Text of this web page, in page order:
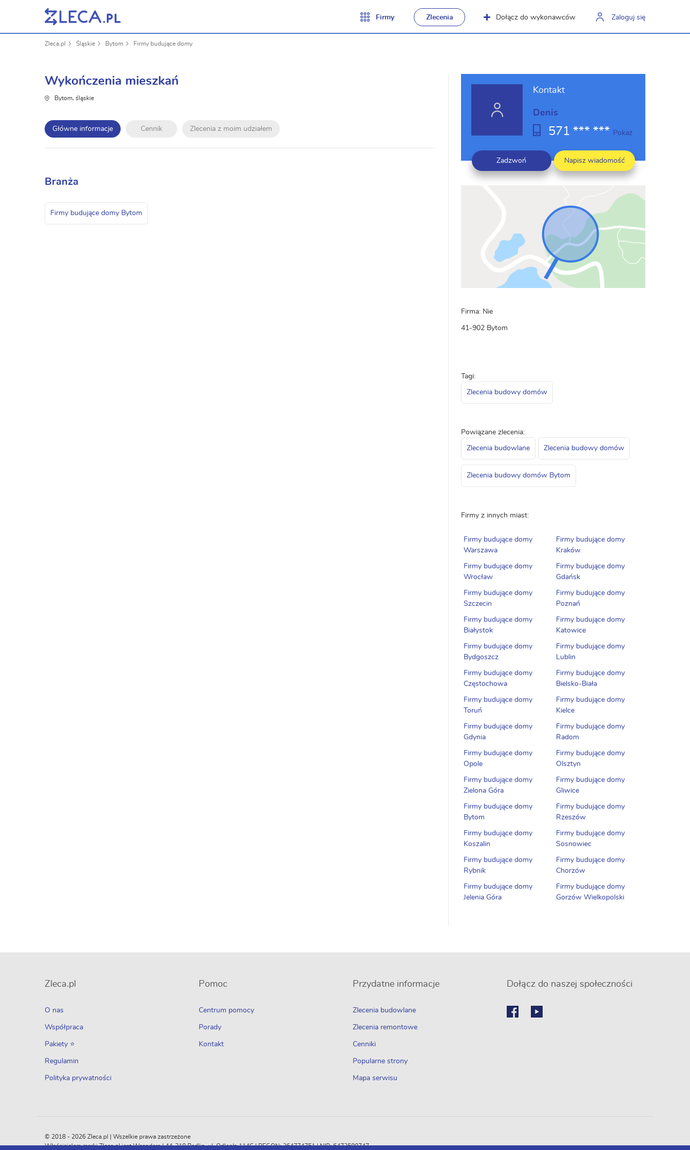
Firmy Zlecenia Dołącz do wykonawców Zaloguj się
Zleca.pl Śląskie Bytom Firmy budujące domy
Wykończenia mieszkań
Bytom, śląskie
Główne informacje Cennik Zlecenia z moim udziałem
Branża
Firmy budujące domy Bytom
Kontakt
Denis
571 *** *** Pokaż
Zadzwoń Napisz wiadomość
Firma: Nie
41-902 Bytom
Tagi:
Zlecenia budowy domów
Powiązane zlecenia:
Zlecenia budowlane Zlecenia budowy domów
Zlecenia budowy domów Bytom
Firmy z innych miast:
Firmy budujące domy
Warszawa
Firmy budujące domy
Kraków
Firmy budujące domy
Wrocław
Firmy budujące domy
Gdańsk
Firmy budujące domy
Szczecin
Firmy budujące domy
Poznań
Firmy budujące domy
Białystok
Firmy budujące domy
Katowice
Firmy budujące domy
Bydgoszcz
Firmy budujące domy
Lublin
Firmy budujące domy
Częstochowa
Firmy budujące domy
Bielsko-Biała
Firmy budujące domy
Toruń
Firmy budujące domy
Kielce
Firmy budujące domy
Gdynia
Firmy budujące domy
Radom
Firmy budujące domy
Opole
Firmy budujące domy
Olsztyn
Firmy budujące domy
Zielona Góra
Firmy budujące domy
Gliwice
Firmy budujące domy
Bytom
Firmy budujące domy
Rzeszów
Firmy budujące domy
Koszalin
Firmy budujące domy
Sosnowiec
Firmy budujące domy
Rybnik
Firmy budujące domy
Chorzów
Firmy budujące domy
Jelenia Góra
Firmy budujące domy
Gorzów Wielkopolski
Zleca.pl
O nas
Współpraca
Pakiety ⭐
Regulamin
Polityka prywatności
Pomoc
Centrum pomocy
Porady
Kontakt
Przydatne informacje
Zlecenia budowlane
Zlecenia remontowe
Cenniki
Popularne strony
Mapa serwisu
Dołącz do naszej społeczności
© 2018 - 2026 Zleca.pl | Wszelkie prawa zastrzeżone
Właścicielem marki Zleca.pl jest Wecoders | 44-310 Radlin, ul. Odległa 114C | REGON: 364774751 | NIP: 6472500747